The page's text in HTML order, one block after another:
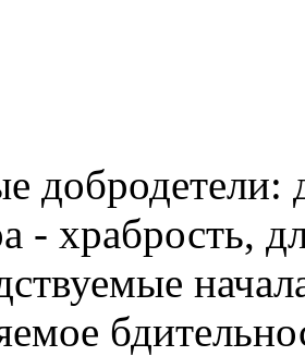
добродетели:
- храбрость,